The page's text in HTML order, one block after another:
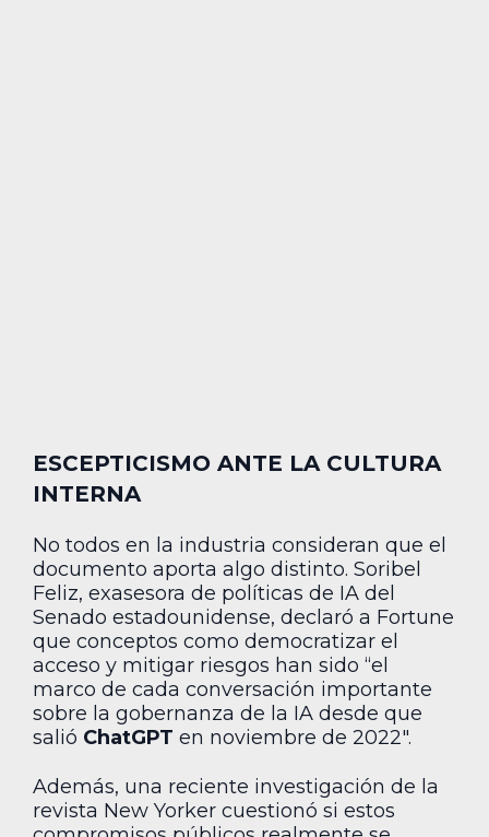
ESCEPTICISMO ANTE LA CULTURA
INTERNA
No todos en la industria consideran que el
documento aporta algo distinto. Soribel
Feliz, exasesora de políticas de IA del
Senado estadounidense, declaró a Fortune
que conceptos como democratizar el
acceso y mitigar riesgos han sido “el
marco de cada conversación importante
sobre la gobernanza de la IA desde que
salió ChatGPT en noviembre de 2022″.
Además, una reciente investigación de la
revista New Yorker cuestionó si estos